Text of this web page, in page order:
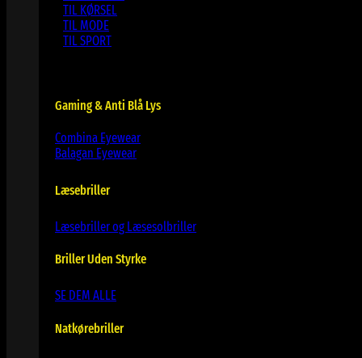
TIL KØRSEL
TIL MODE
TIL SPORT
Gaming & Anti Blå Lys
Combina Eyewear
Balagan Eyewear
Læsebriller
Læsebriller og Læsesolbriller
Briller Uden Styrke
SE DEM ALLE
Natkørebriller